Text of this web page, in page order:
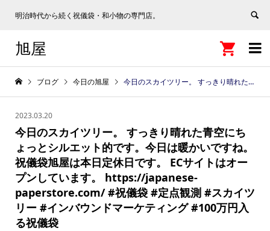
明治時代から続く祝儀袋・和小物の専門店。

旭屋 
ブログ 今日の旭屋 今日のスカイツリー。 すっきり晴れた青空にちょっとシルエット的です。今日は暖かいですね。 祝儀袋旭屋は本日定休日です。 ECサイトはオープンしています。 https://japanese-paperstore.com/ #祝儀袋 #定点観測 #スカイツリー #インバウンドマーケティング #100万円入る祝儀袋
2023.03.20
今日のスカイツリー。 すっきり晴れた青空にち
ょっとシルエット的です。今日は暖かいですね。
祝儀袋旭屋は本日定休日です。 ECサイトはオー
プンしています。 https://japanese-
paperstore.com/ #祝儀袋 #定点観測 #スカイツ
リー #インバウンドマーケティング #100万円入
る祝儀袋